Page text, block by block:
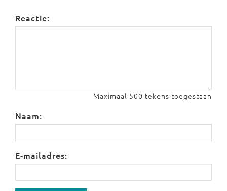
Reactie:
Maximaal 500 tekens toegestaan
Naam:
E-mailadres: